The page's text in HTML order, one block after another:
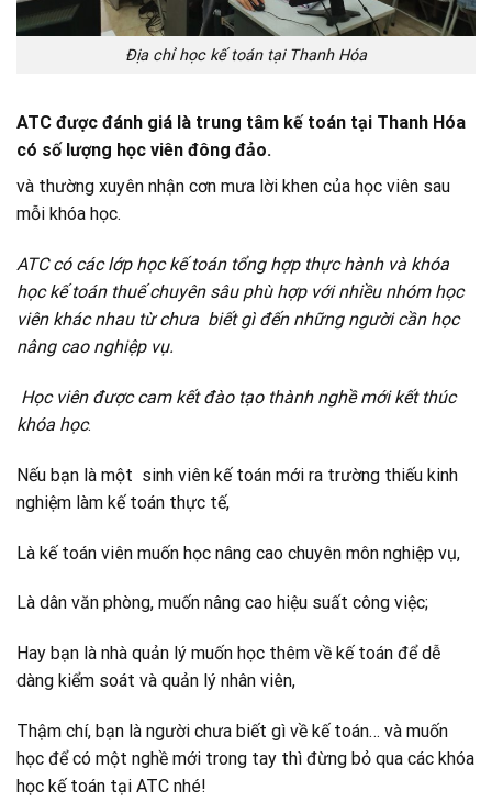
Địa chỉ học kế toán tại Thanh Hóa
ATC được đánh giá là trung tâm kế toán tại Thanh Hóa
có số lượng học viên đông đảo.
và thường xuyên nhận cơn mưa lời khen của học viên sau
mỗi khóa học.
ATC có các lớp học kế toán tổng hợp thực hành và khóa
học kế toán thuế chuyên sâu phù hợp với nhiều nhóm học
viên khác nhau từ chưa biết gì đến những người cần học
nâng cao nghiệp vụ.
Học viên được cam kết đào tạo thành nghề mới kết thúc
khóa học.
Nếu bạn là một sinh viên kế toán mới ra trường thiếu kinh
nghiệm làm kế toán thực tế,
Là kế toán viên muốn học nâng cao chuyên môn nghiệp vụ,
Là dân văn phòng, muốn nâng cao hiệu suất công việc;
Hay bạn là nhà quản lý muốn học thêm về kế toán để dễ
dàng kiểm soát và quản lý nhân viên,
Thậm chí, bạn là người chưa biết gì về kế toán… và muốn
học để có một nghề mới trong tay thì đừng bỏ qua các khóa
học kế toán tại ATC nhé!